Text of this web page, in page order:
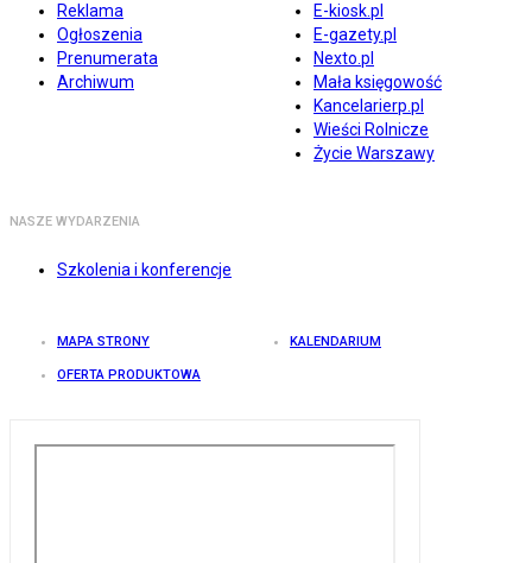
Reklama
Ogłoszenia
Prenumerata
Archiwum
E-kiosk.pl
E-gazety.pl
Nexto.pl
Mała księgowość
Kancelarierp.pl
Wieści Rolnicze
Życie Warszawy
NASZE WYDARZENIA
Szkolenia i konferencje
MAPA STRONY KALENDARIUM
OFERTA PRODUKTOWA